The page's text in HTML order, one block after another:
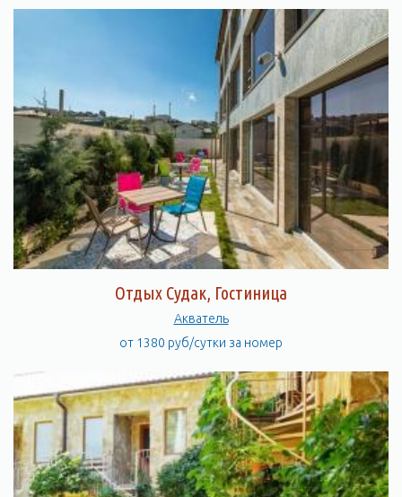
Отдых Судак, Гостиница
Акватель
от 1380 руб/сутки за номер